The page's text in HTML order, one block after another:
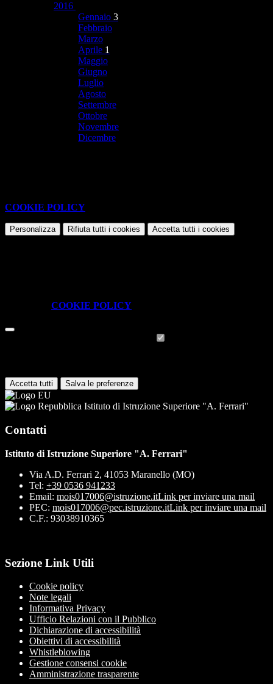
2016
Gennaio 3
Febbraio
Marzo
Aprile 1
Maggio
Giugno
Luglio
Agosto
Settembre
Ottobre
Novembre
Dicembre
COOKIE POLICY
Personalizza Rifiuta tutti i cookies Accetta tutti i cookies
COOKIE POLICY
Accetta tutti Salva le preferenze
Istituto di Istruzione Superiore "A. Ferrari"
Contatti
Istituto di Istruzione Superiore "A. Ferrari"
Via A.D. Ferrari 2, 41053 Maranello (MO)
Tel: +39 0536 941233
Email: mois017006@istruzione.itLink per inviare una mail
PEC: mois017006@pec.istruzione.itLink per inviare una mail
C.F.: 93038910365
Sezione Link Utili
Cookie policy
Note legali
Informativa Privacy
Ufficio Relazioni con il Pubblico
Dichiarazione di accessibilità
Obiettivi di accessibilità
Whistleblowing
Gestione consensi cookie
Amministrazione trasparente